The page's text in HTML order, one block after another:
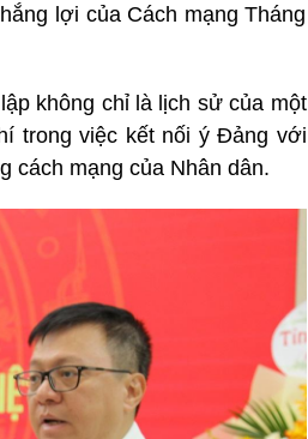
lợi của Cách mạng Tháng
không chỉ là lịch sử của một
trong việc kết nối ý Đảng với
cách mạng của Nhân dân.